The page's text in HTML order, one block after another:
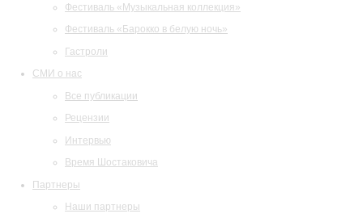
Фестиваль «Музыкальная коллекция»
Фестиваль «Барокко в белую ночь»
Гастроли
СМИ о нас
Все публикации
Рецензии
Интервью
Время Шостаковича
Партнеры
Наши партнеры